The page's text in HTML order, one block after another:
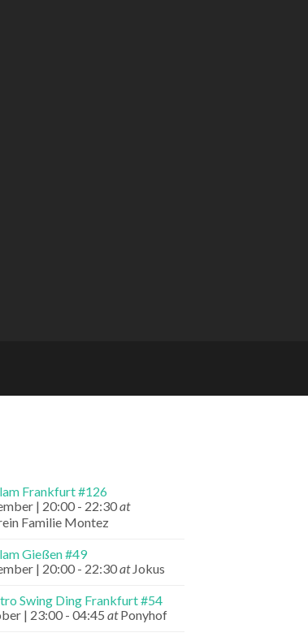
Frankfurt #126
| 20:00 - 22:30at
Familie Montez
Gießen #49
| 20:00 - 22:30at Jokus
Swing Ding Frankfurt #54
| 23:00 - 04:45 atPonyhof